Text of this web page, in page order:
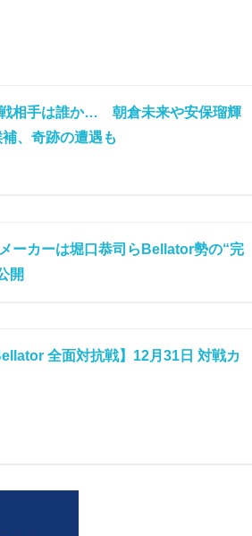
戦相手は誰か… 朝倉未来や安保瑠輝
、奇跡の遭遇も
ーカーは堀口恭司らBellator勢の“完
開
全面対抗戦】12月31日 対戦カ